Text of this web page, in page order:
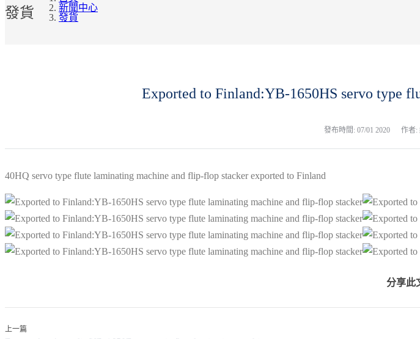
發貨
新聞中心
發貨
Exported to Finland:YB-1650HS servo type
發布時間: 07/01 2020 作者:
40HQ servo type flute laminating machine and flip-flop stacker exported to Finland
分享此
上一篇